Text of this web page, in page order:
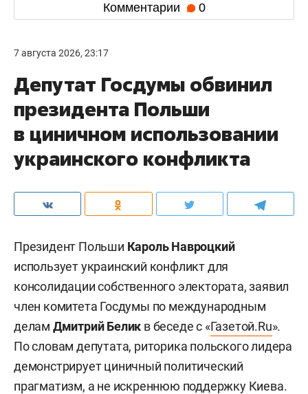
Комментарии 0
7 августа 2026, 23:17
Депутат Госдумы обвинил
президента Польши
в циничном использовании
украинского конфликта
Президент Польши Кароль Навроцкий
использует украинский конфликт для
консолидации собственного электората, заявил
член комитета Госдумы по международным
делам Дмитрий Белик в беседе с «Газетой.Ru».
По словам депутата, риторика польского лидера
демонстрирует циничный политический
прагматизм, а не искреннюю поддержку Киева.